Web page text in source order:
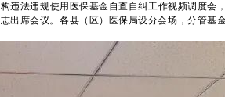
违法违规使用医保基金自查自纠工作视频调度会
席会议。各县（区）医保局设分会场，分管基